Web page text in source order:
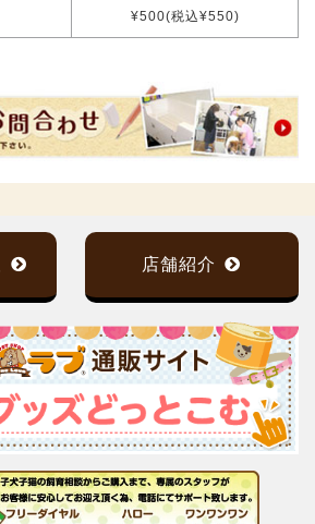
¥500(税込¥550)
店舗紹介